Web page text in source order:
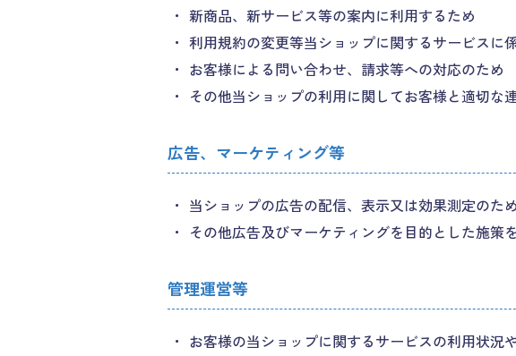
新商品、新サービス等の案内に利用するため
利用規約の変更等当ショップに関するサービスに
お客様による問い合わせ、請求等への対応のため
その他当ショップの利用に関してお客様と適切な
広告、マーケティング等
当ショップの広告の配信、表示又は効果測定のため
その他広告及びマーケティングを目的とした施策
管理運営等
お客様の当ショップに関するサービスの利用状況